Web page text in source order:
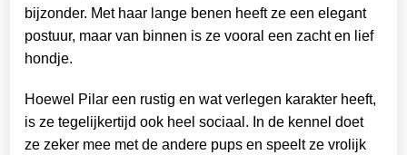
bijzonder. Met haar lange benen heeft ze een elegant
postuur, maar van binnen is ze vooral een zacht en lief
hondje.
Hoewel Pilar een rustig en wat verlegen karakter heeft,
is ze tegelijkertijd ook heel sociaal. In de kennel doet
ze zeker mee met de andere pups en speelt ze vrolijk